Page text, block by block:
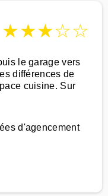
★★★☆☆
le garage vers
différences de
cuisine. Sur
d'agencement